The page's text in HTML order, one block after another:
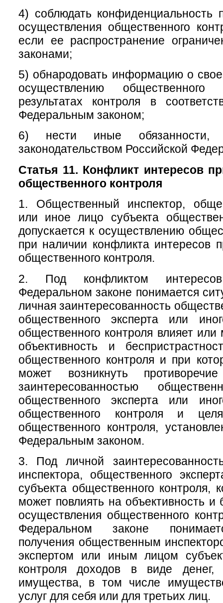
4) соблюдать конфиденциальность
осуществления общественного
если ее распространение
законами;
5) обнародовать информацию о
осуществлению
результатах контроля в
Федеральным законом;
6) нести иные обязанности,
законодательством Российской
Статья 11. Конфликт интересов
общественного контроля
1. Общественный инспектор,
или иное лицо субъекта
допускается к осуществлению
при наличии конфликта интересов
общественного контроля.
2. Под конфликтом
Федеральном законе понимается
личная заинтересованность
общественного эксперта или
общественного контроля влияет
объективность и
общественного контроля и при
может возникнуть
заинтересованностью
общественного эксперта или
общественного контроля и
общественного контроля,
Федеральным законом.
3. Под личной
инспектора, общественного
субъекта общественного контроля,
может повлиять на объективность и
осуществления общественного
Федеральном законе
получения общественным
экспертом или иным лицом
контроля доходов в виде денег,
имущества, в том числе
услуг для себя или для третьих лиц.